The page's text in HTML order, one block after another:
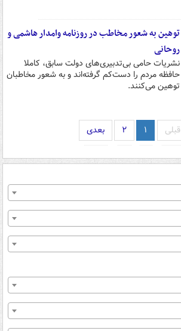
توهین به شعور مخاطب در روزنامه وامدار هاشمی و
روحانی
نشریات حامی بی‌تدبیری‌های دولت سابق، کاملا
حافظه مردم را دست‌کم گرفته‌اند و به شعور مخاطبان
توهین می‌کنند.
قبلی ۱ ۲ بعدی